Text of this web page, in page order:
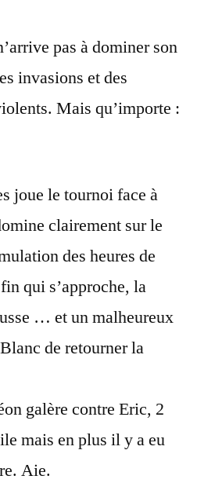
pas à dominer son
invasions et des
Mais qu’importe :
joue le tournoi face à
clairement sur le
des heures de
qui s’approche, la
… et un malheureux
de retourner la
galère contre Eric, 2
mais en plus il y a eu
Aie.